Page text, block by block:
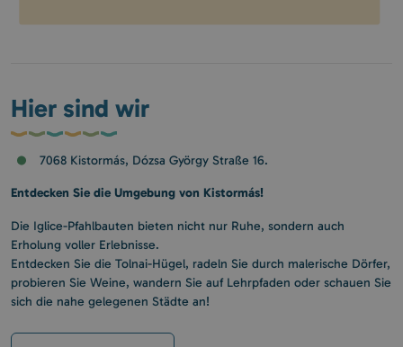
Hier sind wir
7068 Kistormás, Dózsa György Straße 16.
Entdecken Sie die Umgebung von Kistormás!
Die Iglice-Pfahlbauten bieten nicht nur Ruhe, sondern auch
Erholung voller Erlebnisse.
Entdecken Sie die Tolnai-Hügel, radeln Sie durch malerische Dörfer,
probieren Sie Weine, wandern Sie auf Lehrpfaden oder schauen Sie
sich die nahe gelegenen Städte an!